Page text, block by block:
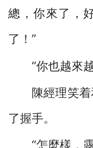
總，你來了，
了！”
“你也越來越
陳經理笑着
了握手。
“怎麼樣，露